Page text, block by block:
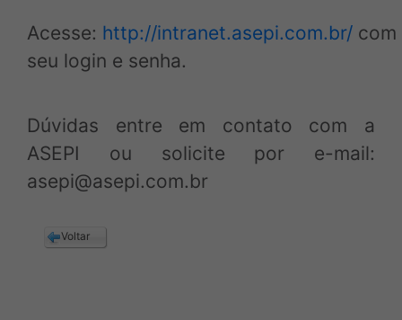
Acesse: http://intranet.asepi.com.br/ com
seu login e senha.
Dúvidas entre em contato com a
ASEPI ou solicite por e-mail:
asepi@asepi.com.br
Voltar